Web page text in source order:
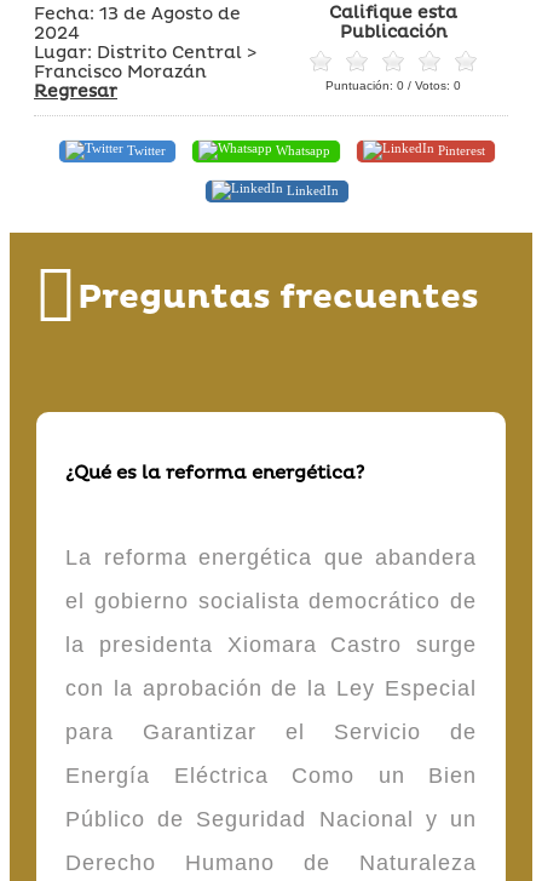
Fecha: 13 de Agosto de
2024
Lugar: Distrito Central >
Francisco Morazán
Regresar
Califique esta
Publicación
Puntuación: 0 / Votos: 0
Twitter Whatsapp Pinterest
LinkedIn
Preguntas frecuentes
¿Qué es la reforma energética?
La reforma energética que abandera
el gobierno socialista democrático de
la presidenta Xiomara Castro surge
con la aprobación de la Ley Especial
para Garantizar el Servicio de
Energía Eléctrica Como un Bien
Público de Seguridad Nacional y un
Derecho Humano de Naturaleza